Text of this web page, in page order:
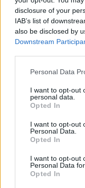
disclosure of your
IAB’s list of
also be disclosed by
Downstream
Personal Data
I want to opt-out
personal data.
Opted In
I want to opt-out
Personal Data.
Opted In
I want to opt-out
Personal Data
Opted In
ΣΧΕΤΙΚΑ